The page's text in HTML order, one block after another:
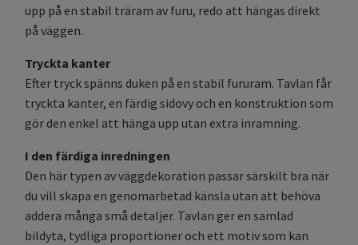
upp på en stabil träram av furu, redo att hängas direkt
på väggen.
Tryckta kanter
Efter tryck spänns duken på en stabil fururam. Tavlan får
tryckta kanter, en färdig sidovy och en konstruktion som
gör den enkel att hänga upp utan extra inramning.
I den färdiga inredningen
Den här typen av väggdekoration passar särskilt bra när
du vill skapa en genomarbetad känsla utan att behöva
addera många små detaljer. Tavlan ger en samlad
bildyta, tydliga proportioner och ett motiv som kan